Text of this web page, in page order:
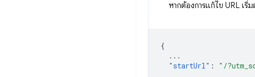
หากต้องการแก้ไข URL เ
{
...
"startUrl" : "/